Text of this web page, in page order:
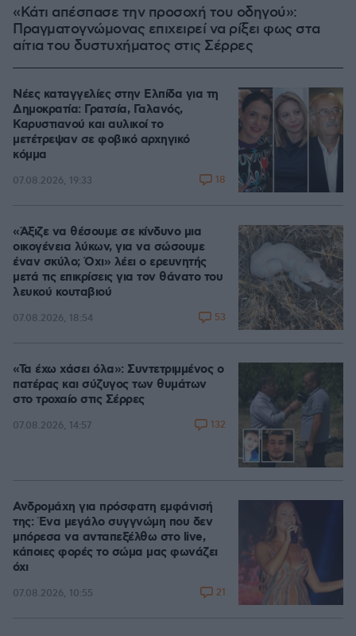
«Κάτι απέσπασε την προσοχή του οδηγού»:
Πραγματογνώμονας επιχειρεί να ρίξει φως στα
αίτια του δυστυχήματος στις Σέρρες
Νέες καταγγελίες στην Ελπίδα για τη
Δημοκρατία: Γρατσία, Γαλανός,
Καρυστιανού και αυλικοί το
μετέτρεψαν σε φοβικό αρχηγικό
κόμμα
07.08.2026, 19:33 18
«Άξιζε να θέσουμε σε κίνδυνο μια
οικογένεια λύκων, για να σώσουμε
έναν σκύλο; Όχι» λέει ο ερευνητής
μετά τις επικρίσεις για τον θάνατο του
λευκού κουταβιού
07.08.2026, 18:54 53
«Τα έχω χάσει όλα»: Συντετριμμένος ο
πατέρας και σύζυγος των θυμάτων
στο τροχαίο στις Σέρρες
07.08.2026, 14:57 132
Ανδρομάχη για πρόσφατη εμφάνισή
της: Ένα μεγάλο συγγνώμη που δεν
μπόρεσα να ανταπεξέλθω στο live,
κάποιες φορές το σώμα μας φωνάζει
όχι
07.08.2026, 10:55 21